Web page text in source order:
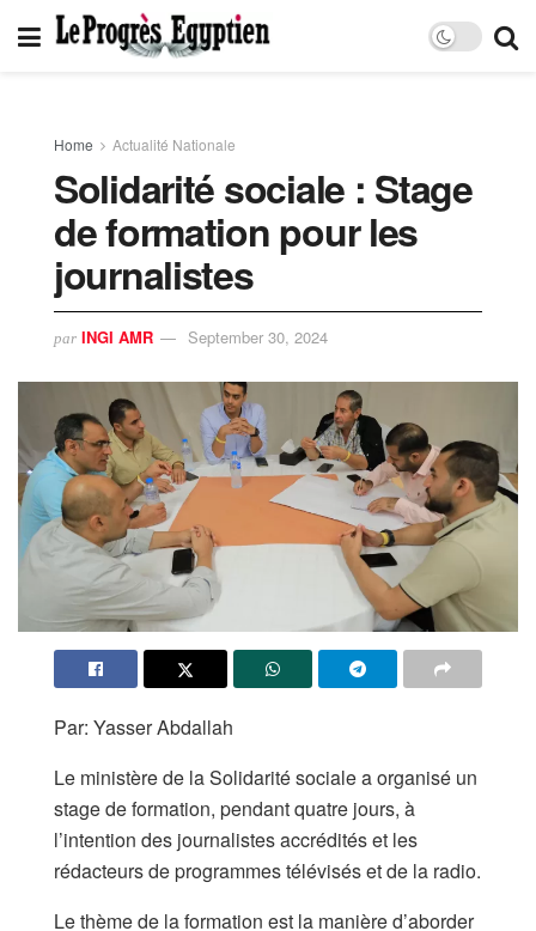
Home Actualité Nationale
Solidarité sociale : Stage
de formation pour les
journalistes
par INGI AMR September 30, 2024
Par: Yasser Abdallah
Le ministère de la Solidarité sociale a organisé un
stage de formation, pendant quatre jours, à
l’intention des journalistes accrédités et les
rédacteurs de programmes télévisés et de la radio.
Le thème de la formation est la manière d’aborder